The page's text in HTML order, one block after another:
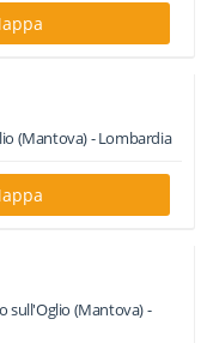
(Mantova) -Lombardia
sull'Oglio (Mantova) -